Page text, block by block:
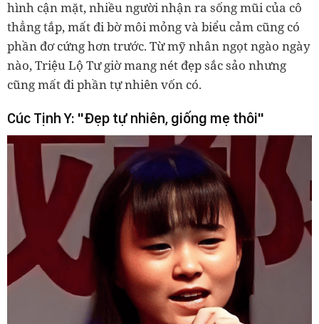
hình cận mặt, nhiều người nhận ra sống mũi của cô
thẳng tắp, mất đi bờ môi mỏng và biểu cảm cũng có
phần đơ cứng hơn trước. Từ mỹ nhân ngọt ngào ngày
nào, Triệu Lộ Tư giờ mang nét đẹp sắc sảo nhưng
cũng mất đi phần tự nhiên vốn có.
Cúc Tịnh Y: "Đẹp tự nhiên, giống mẹ thôi"